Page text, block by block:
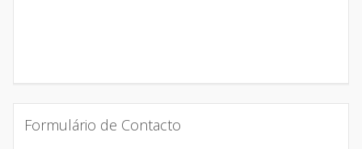
Formulário de Contacto